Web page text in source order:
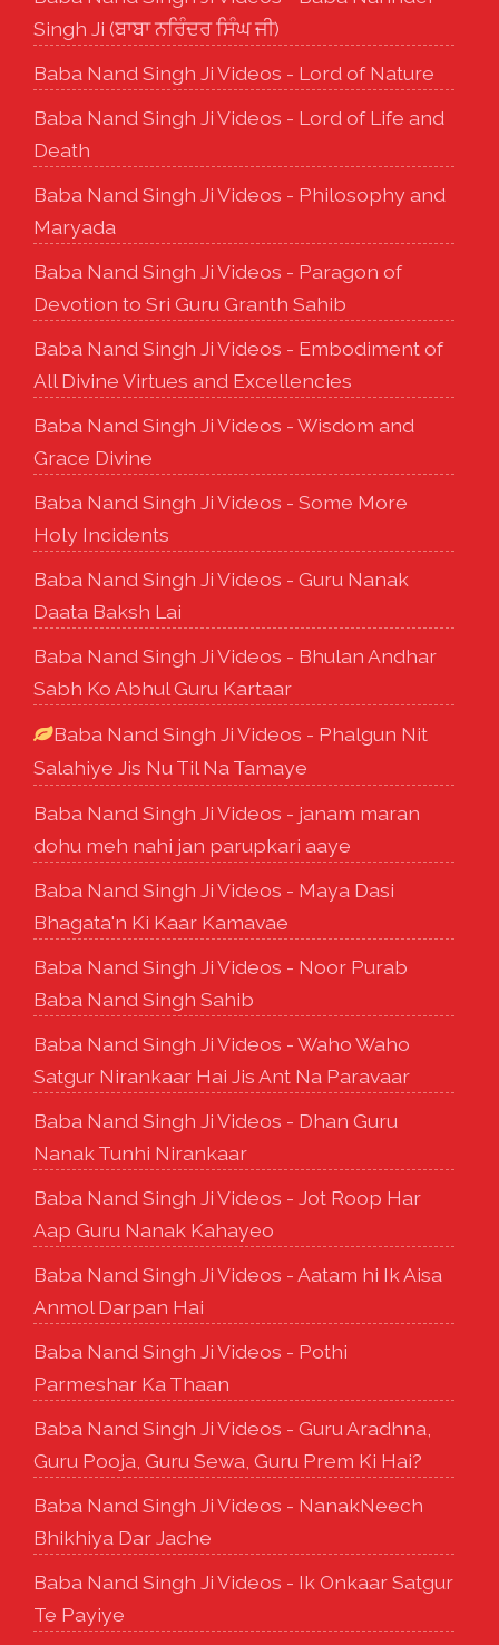
Singh Ji (ਬਾਬਾ ਨਰਿੰਦਰ ਸਿੰਘ ਜੀ)
Baba Nand Singh Ji Videos - Lord of Nature
Baba Nand Singh Ji Videos - Lord of Life and
Death
Baba Nand Singh Ji Videos - Philosophy and
Maryada
Baba Nand Singh Ji Videos - Paragon of
Devotion to Sri Guru Granth Sahib
Baba Nand Singh Ji Videos - Embodiment of
All Divine Virtues and Excellencies
Baba Nand Singh Ji Videos - Wisdom and
Grace Divine
Baba Nand Singh Ji Videos - Some More
Holy Incidents
Baba Nand Singh Ji Videos - Guru Nanak
Daata Baksh Lai
Baba Nand Singh Ji Videos - Bhulan Andhar
Sabh Ko Abhul Guru Kartaar
Baba Nand Singh Ji Videos - Phalgun Nit
Salahiye Jis Nu Til Na Tamaye
Baba Nand Singh Ji Videos - janam maran
dohu meh nahi jan parupkari aaye
Baba Nand Singh Ji Videos - Maya Dasi
Bhagata'n Ki Kaar Kamavae
Baba Nand Singh Ji Videos - Noor Purab
Baba Nand Singh Sahib
Baba Nand Singh Ji Videos - Waho Waho
Satgur Nirankaar Hai Jis Ant Na Paravaar
Baba Nand Singh Ji Videos - Dhan Guru
Nanak Tunhi Nirankaar
Baba Nand Singh Ji Videos - Jot Roop Har
Aap Guru Nanak Kahayeo
Baba Nand Singh Ji Videos - Aatam hi Ik Aisa
Anmol Darpan Hai
Baba Nand Singh Ji Videos - Pothi
Parmeshar Ka Thaan
Baba Nand Singh Ji Videos - Guru Aradhna,
Guru Pooja, Guru Sewa, Guru Prem Ki Hai?
Baba Nand Singh Ji Videos - NanakNeech
Bhikhiya Dar Jache
Baba Nand Singh Ji Videos - Ik Onkaar Satgur
Te Payiye